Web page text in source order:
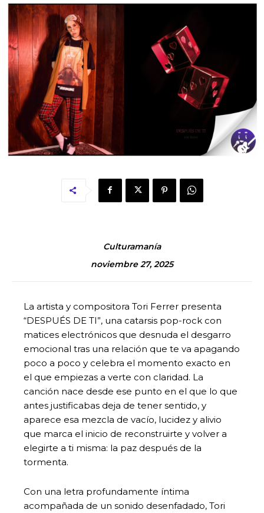
Culturamanía
noviembre 27, 2025
La artista y compositora Tori Ferrer presenta
“DESPUÉS DE TI”, una catarsis pop-rock con
matices electrónicos que desnuda el desgarro
emocional tras una relación que te va apagando
poco a poco y celebra el momento exacto en
el que empiezas a verte con claridad. La
canción nace desde ese punto en el que lo que
antes justificabas deja de tener sentido, y
aparece esa mezcla de vacío, lucidez y alivio
que marca el inicio de reconstruirte y volver a
elegirte a ti misma: la paz después de la
tormenta.
Con una letra profundamente íntima
acompañada de un sonido desenfadado, Tori